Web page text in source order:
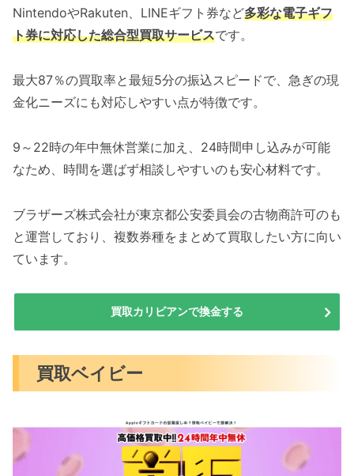
NintendoやRakuten、LINEギフト券など多彩な電子ギフ
ト券に対応した総合型買取サービスです。
最大87％の買取率と最短5分の振込スピードで、急ぎの現
金化ニーズにも対応しやすい点が特徴です。
9～22時の年中無休営業に加え、24時間申し込みが可能
なため、時間を選ばず相談しやすいのも安心材料です。
ブラザーズ株式会社が東京都公安委員会の古物商許可のも
と運営しており、複数券種をまとめて買取したい方に向い
ています。
買取カリビアンで換金する
買取ベイビー